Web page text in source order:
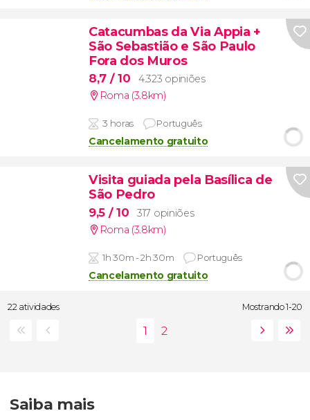
Catacumbas da Via Appia +
São Sebastião e São Paulo
Fora dos Muros
8,7 / 10
4.323 opiniões
Roma (3.8km)
3 horas Português
Cancelamento gratuito
Visita guiada pela Basílica de
São Pedro
9,5 / 10
317 opiniões
Roma (3.8km)
1h 30m - 2h 30m Português
Cancelamento gratuito
22 atividades Mostrando 1-20
Saiba mais